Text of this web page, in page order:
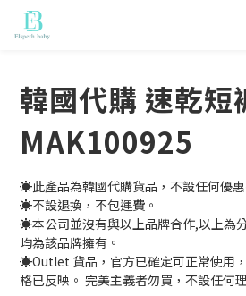
韓國代購 速乾短
MAK100925
☀️此產品為韓國代購貨品，不設任何優惠
☀️不設退換，不包運費。
☀️本公司並沒有與以上品牌合作,以上為
均為該品牌擁有。
☀️Outlet 貨品，官方已確定可正常使用
格已反映。 完美主義者勿買，不設任何